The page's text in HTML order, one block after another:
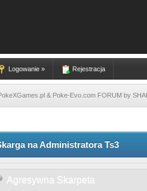
Logowanie » Rejestracja
& Poke-Evo.com FORUM by
na Administratora Ts3
Agresywna Skarpeta